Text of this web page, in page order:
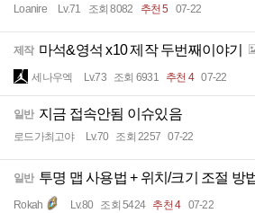
Loanire Lv.71 조회 8082 추천 5 07-22
제작 마석&영석 x10 제작 두번째이야기
세나우엑 Lv.73 조회 6931 추천 4 07-22
일반 지금 접속안됨 이슈있음
로드가최고야 Lv.70 조회 2257 07-22
일반 투명 맵 사용법 + 위치/크기 조절 방
Rokah Lv.80 조회 5424 추천 4 07-22